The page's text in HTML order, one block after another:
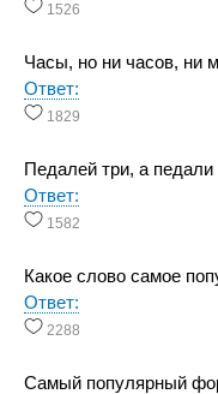
1526
Часы, но ни часов, ни
Ответ:
1829
Педалей три, а
Ответ:
1582
Какое слово самое
Ответ:
2288
Самый популярный